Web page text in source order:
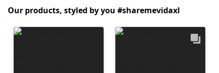
Our products, styled by you #sharemevidaxl